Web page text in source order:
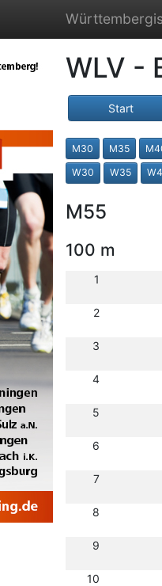
WLV -
Start
M30 M35
W30 W35
M55
100 m
1
2
3
4
5
6
7
8
9
10